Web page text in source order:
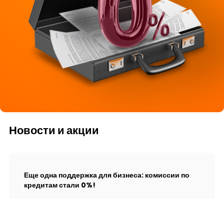
Кадровые ресурсы
Связь с банком
F.A.Q
Новости и акции
Еще одна поддержка для бизнеса: комиссии по
кредитам стали 0%!